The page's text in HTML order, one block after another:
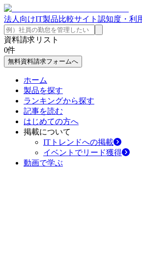
法人向けIT製品比較サイト 認知度・利
資料請求リスト
0件
無料資料請求フォームへ
ホーム
製品を探す
ランキングから探す
記事を読む
はじめての方へ
掲載について
ITトレンドへの掲載
イベントでリード獲得
動画で学ぶ